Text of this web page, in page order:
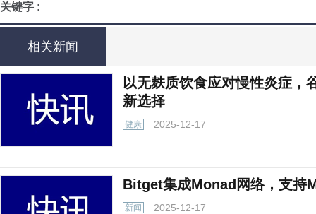
关键字 :
相关新闻
以无麸质饮食应对慢性炎症，
新选择
健康 2025-12-17
Bitget集成Monad网络，支持
新闻 2025-12-17